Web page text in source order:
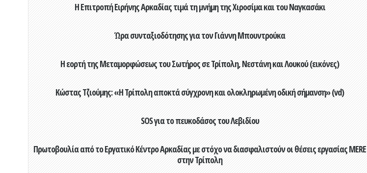
Η Επιτροπή Ειρήνης Αρκαδίας τιμά τη μνήμη της Χιροσίμα και του Ναγκασάκι
Ώρα συνταξιοδότησης για τον Γιάννη Μπουντρούκα
Η εορτή της Μεταμορφώσεως του Σωτήρος σε Τρίπολη, Νεστάνη και Λουκού (εικόνες)
Κώστας Τζιούμης: «Η Τρίπολη αποκτά σύγχρονη και ολοκληρωμένη οδική σήμανση» (vd)
SOS για το πευκοδάσος του Λεβιδίου
Πρωτοβουλία από το Εργατικό Κέντρο Αρκαδίας με στόχο να διασφαλιστούν οι θέσεις εργασίας MERE
στην Τρίπολη